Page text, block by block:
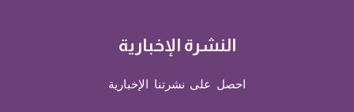
النشرة الإخبارية
احصل على نشرتنا الإخبارية